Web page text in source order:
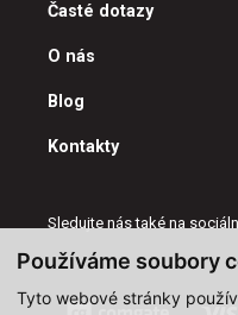
Používáme soubory
Tyto webové stránky
Časté dotazy
O nás
Blog
Kontakty
Sledujte nás také na